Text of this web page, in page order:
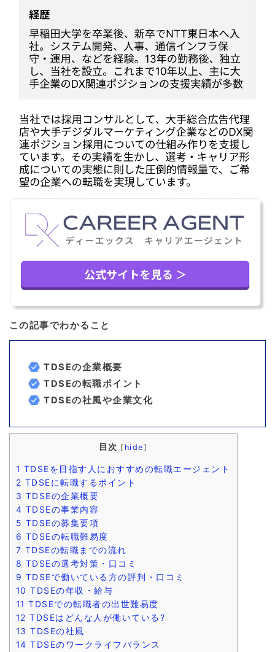
この記事でわかること
TDSEの企業概要
TDSEの転職ポイント
TDSEの社風や企業文化
目次 [ hide]
1 TDSEを目指す人におすすめの転職エージェント
2 TDSEに転職するポイント
3 TDSEの企業概要
4 TDSEの事業内容
5 TDSEの募集要項
6 TDSEの転職難易度
7 TDSEの転職までの流れ
8 TDSEの選考対策・口コミ
9 TDSEで働いている方の評判・口コミ
10 TDSEの年収・給与
11 TDSEでの転職者の出世難易度
12 TDSEはどんな人が働いている?
13 TDSEの社風
14 TDSEのワークライフバランス